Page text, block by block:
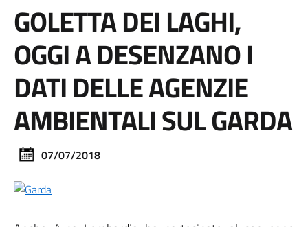
GOLETTA DEI LAGHI,
OGGI A DESENZANO I
DATI DELLE AGENZIE
AMBIENTALI SUL GARDA
07/07/2018